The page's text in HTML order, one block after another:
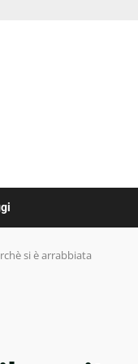
si è arrabbiata